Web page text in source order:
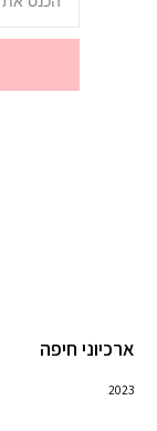
ארכיוני חיפה
2023